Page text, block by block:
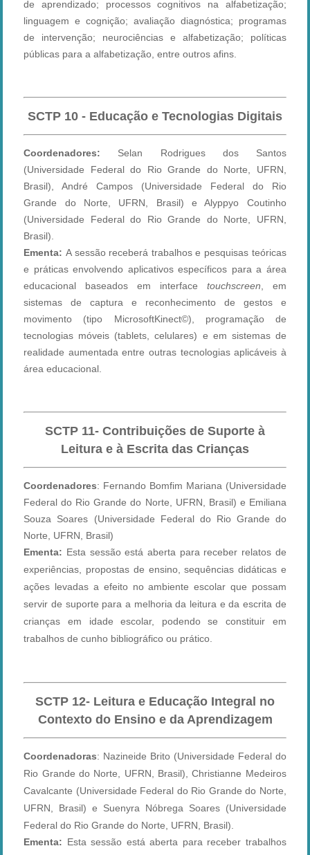
de aprendizado; processos cognitivos na alfabetização;
linguagem e cognição; avaliação diagnóstica; programas
de intervenção; neurociências e alfabetização; políticas
públicas para a alfabetização, entre outros afins.
SCTP 10 - Educação e Tecnologias Digitais
Coordenadores: Selan Rodrigues dos Santos
(Universidade Federal do Rio Grande do Norte, UFRN,
Brasil), André Campos (Universidade Federal do Rio
Grande do Norte, UFRN, Brasil) e Alyppyo Coutinho
(Universidade Federal do Rio Grande do Norte, UFRN,
Brasil).
Ementa: A sessão receberá trabalhos e pesquisas teóricas
e práticas envolvendo aplicativos específicos para a área
educacional baseados em interface touchscreen, em
sistemas de captura e reconhecimento de gestos e
movimento (tipo MicrosoftKinect©), programação de
tecnologias móveis (tablets, celulares) e em sistemas de
realidade aumentada entre outras tecnologias aplicáveis à
área educacional.
SCTP 11- Contribuições de Suporte à
Leitura e à Escrita das Crianças
Coordenadores: Fernando Bomfim Mariana (Universidade
Federal do Rio Grande do Norte, UFRN, Brasil) e Emiliana
Souza Soares (Universidade Federal do Rio Grande do
Norte, UFRN, Brasil)
Ementa: Esta sessão está aberta para receber relatos de
experiências, propostas de ensino, sequências didáticas e
ações levadas a efeito no ambiente escolar que possam
servir de suporte para a melhoria da leitura e da escrita de
crianças em idade escolar, podendo se constituir em
trabalhos de cunho bibliográfico ou prático.
SCTP 12- Leitura e Educação Integral no
Contexto do Ensino e da Aprendizagem
Coordenadoras: Nazineide Brito (Universidade Federal do
Rio Grande do Norte, UFRN, Brasil), Christianne Medeiros
Cavalcante (Universidade Federal do Rio Grande do Norte,
UFRN, Brasil) e Suenyra Nóbrega Soares (Universidade
Federal do Rio Grande do Norte, UFRN, Brasil).
Ementa: Esta sessão está aberta para receber trabalhos